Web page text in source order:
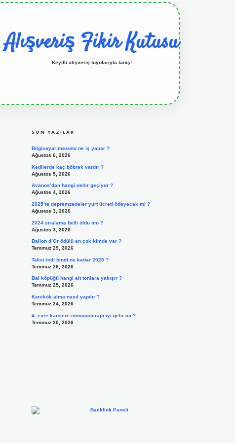
Alışveriş Fikir Kutusu
Keyifli alışveriş tüyolarıyla tanış!
SON YAZILAR
Bilgisayar mezunu ne iş yapar ?
Ağustos 6, 2026
Kedilerde kaç böbrek vardır ?
Ağustos 5, 2026
Avanos’dan hangi nehir geçiyor ?
Ağustos 4, 2026
2025’te depremzedeler yurt ücreti ödeyecek mi ?
Ağustos 3, 2026
2024 sıralama belli oldu mu ?
Ağustos 3, 2026
Ballon d’Or ödülü en çok kimde var ?
Temmuz 29, 2026
Taksi indi bindi ne kadar 2025 ?
Temmuz 28, 2026
Bal köpüğü hangi alt tonlara yakışır ?
Temmuz 25, 2026
Karekök alma nasıl yapılır ?
Temmuz 24, 2026
4. evre kansere immünoterapi iyi gelir mi ?
Temmuz 20, 2026